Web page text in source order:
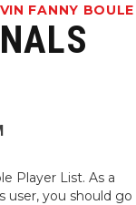
FANNY
Player List. As a
user, you should go